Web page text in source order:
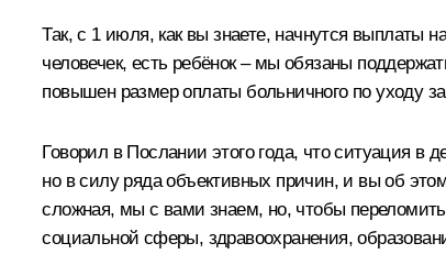
Так, с 1 июля, как вы знаете, начнутся выплаты
человечек, есть ребёнок – мы обязаны
повышен размер оплаты больничного по уходу
Говорил в Послании этого года, что ситуация
но в силу ряда объективных причин, и вы об
сложная, мы с вами знаем, но, чтобы
социальной сферы, здравоохранения,